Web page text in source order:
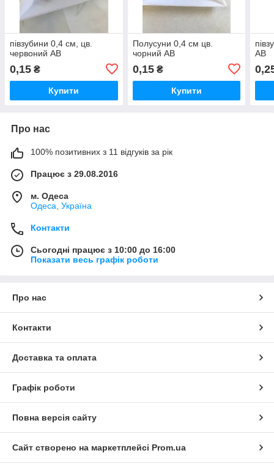
півзубини 0,4 см, цв.
червоний AB
0,15 ₴
Купити
Полусуни 0,4 см цв.
чорний AB
0,15₴
Купити
AB
Про нас
100% позитивних з 11 відгуків за рік
Працює з 29.08.2016
м. Одеса
Одеса, Україна
Контакти
Сьогодні працює з 10:00 до 16:00
Показати весь графік роботи
Про нас
Контакти
Доставка та оплата
Графік роботи
Повна версія сайту
Сайт створено на маркетплейсі Prom.ua